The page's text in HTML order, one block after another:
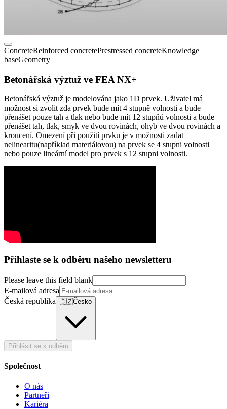
ConcreteReinforced concretePrestressed concreteKnowledge
baseGeometry
Betonářská výztuž ve FEA NX+
Betonářská výztuž je modelována jako 1D prvek. Uživatel má
možnost si zvolit zda prvek bude mít 4 stupně volnosti a bude
přenášet pouze tah a tlak nebo bude mít 12 stupňů volnosti a bude
přenášet tah, tlak, smyk ve dvou rovinách, ohyb ve dvou rovinách a
kroucení. Omezení při použití prvku je v možnosti zadat
nelinearitu(například materiálovou) na prvek se 4 stupni volnosti
nebo pouze lineární model pro prvek s 12 stupni volnosti.
Přihlaste se k odběru našeho newsletteru
Please leave this field blank
E-mailová adresa
Česká republika 🇨🇿Česko
Přihlásit se k odběru
Společnost
O nás
Partneři
Kariéra